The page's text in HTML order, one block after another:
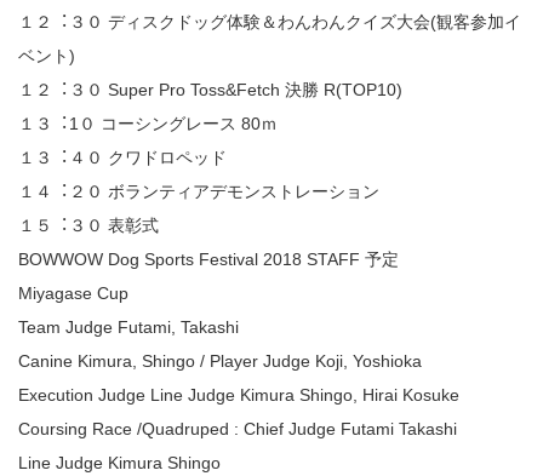
１２︓３０ ディスクドッグ体験＆わんわんクイズ大会(観客参加イ
ベント)
１２︓３０ Super Pro Toss&Fetch 決勝 R(TOP10)
１３︓1０ コーシングレース 80ｍ
１３︓４０ クワドロペッド
１４︓２０ ボランティアデモンストレーション
１５︓３０ 表彰式
BOWWOW Dog Sports Festival 2018 STAFF 予定
Miyagase Cup
Team Judge Futami, Takashi
Canine Kimura, Shingo / Player Judge Koji, Yoshioka
Execution Judge Line Judge Kimura Shingo, Hirai Kosuke
Coursing Race /Quadruped : Chief Judge Futami Takashi
Line Judge Kimura Shingo